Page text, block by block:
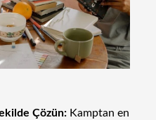
Çözün:Kamptan en